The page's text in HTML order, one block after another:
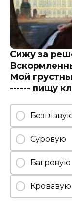
Сижу за
Мой
------ пищу
Суровую
Багровую
Кровавую